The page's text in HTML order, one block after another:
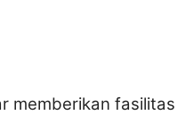
memberikan